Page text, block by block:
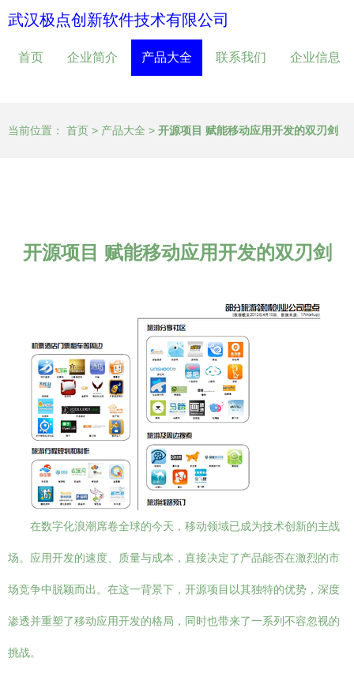
武汉极点创新软件技术有限公司
首页 企业简介 产品大全 联系我们 企业信息
当前位置： 首页 > 产品大全 > 开源项目 赋能移动应用开发的双刃剑
开源项目 赋能移动应用开发的双刃剑
在数字化浪潮席卷全球的今天，移动领域已成为技术创新的主战
场。应用开发的速度、质量与成本，直接决定了产品能否在激烈的市
场竞争中脱颖而出。在这一背景下，开源项目以其独特的优势，深度
渗透并重塑了移动应用开发的格局，同时也带来了一系列不容忽视的
挑战。